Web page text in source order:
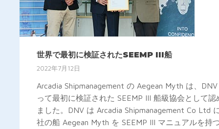
世界で最初に検証されたSEEMP III船
2022年7月12日
Arcadia Shipmanagement の Aegean Myth は、
って最初に検証された SEEMP III 船級協会として認
ました。DNV は Arcadia Shipmanagement Co Ltd
社の船 Aegean Myth を SEEMP III マニュアルを持